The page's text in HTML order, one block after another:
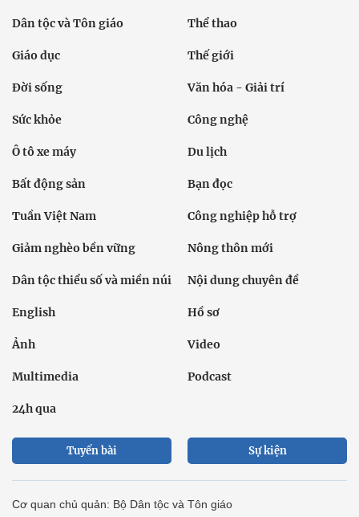
Dân tộc và Tôn giáo Thể thao
Giáo dục Thế giới
Đời sống Văn hóa - Giải trí
Sức khỏe Công nghệ
Ô tô xe máy Du lịch
Bất động sản Bạn đọc
Tuần Việt Nam Công nghiệp hỗ trợ
Giảm nghèo bền vững Nông thôn mới
Dân tộc thiểu số và miền núi Nội dung chuyên đề
English Hồ sơ
Ảnh Video
Multimedia Podcast
24h qua
Tuyến bài Sự kiện
Cơ quan chủ quản: Bộ Dân tộc và Tôn giáo